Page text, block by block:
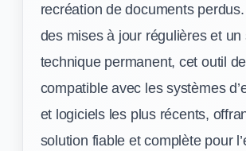
recréation de documents
des mises à jour régulières et un
technique permanent, cet outil
compatible avec les systèmes
et logiciels les plus récents,
solution fiable et complète pour